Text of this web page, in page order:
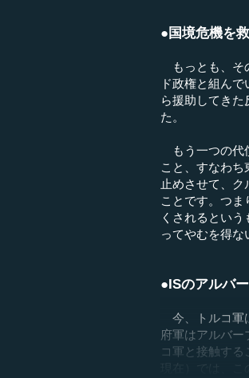
●国境危機を
もっとも、そ
ド政権と組ん
ら援助してき
た。
もう一つの代
こと、すなわ
止めさせて、
ことです。つ
くされるとい
ってやむを得な
●ISのアルバ
今、トルコ軍
府軍はアルバ
コ軍と接触す